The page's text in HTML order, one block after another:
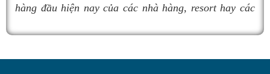
hàng đầu hiện nay của các nhà hàng, resort hay các